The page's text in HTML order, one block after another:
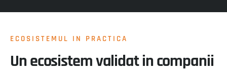
ECOSISTEMUL IN PRACTICA
Un ecosistem validat in companii